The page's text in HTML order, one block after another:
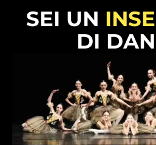
SEI UN
DI